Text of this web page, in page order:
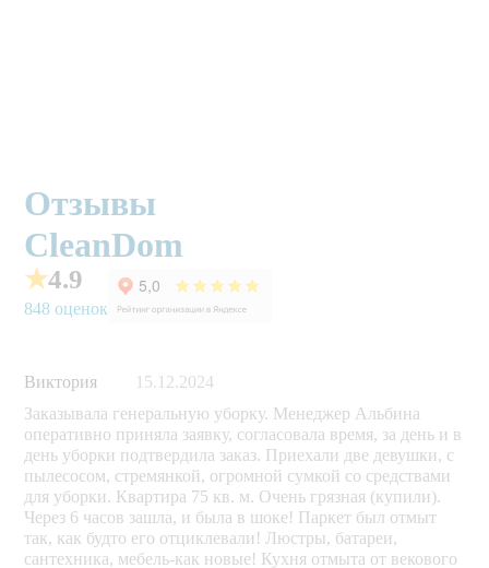
Отзывы
CleanDom
★4.9
848 оценок
Виктория
15.12.2024
Заказывала генеральную уборку. Менеджер Альбина
оперативно приняла заявку, согласовала время, за день и в
день уборки подтвердила заказ. Приехали две девушки, с
пылесосом, стремянкой, огромной сумкой со средствами
для уборки. Квартира 75 кв. м. Очень грязная (купили).
Через 6 часов зашла, и была в шоке! Паркет был отмыт
так, как будто его отциклевали! Люстры, батареи,
сантехника, мебель-как новые! Кухня отмыта от векового